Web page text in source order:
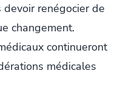
renégocier de
changement.
continueront
médicales